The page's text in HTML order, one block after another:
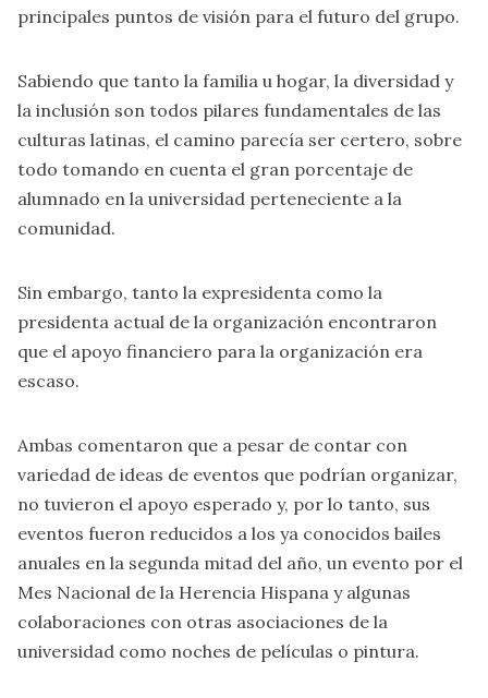
principales puntos de visión para el futuro del grupo.
Sabiendo que tanto la familia u hogar, la diversidad y
la inclusión son todos pilares fundamentales de las
culturas latinas, el camino parecía ser certero, sobre
todo tomando en cuenta el gran porcentaje de
alumnado en la universidad perteneciente a la
comunidad.
Sin embargo, tanto la expresidenta como la
presidenta actual de la organización encontraron
que el apoyo financiero para la organización era
escaso.
Ambas comentaron que a pesar de contar con
variedad de ideas de eventos que podrían organizar,
no tuvieron el apoyo esperado y, por lo tanto, sus
eventos fueron reducidos a los ya conocidos bailes
anuales en la segunda mitad del año, un evento por el
Mes Nacional de la Herencia Hispana y algunas
colaboraciones con otras asociaciones de la
universidad como noches de películas o pintura.